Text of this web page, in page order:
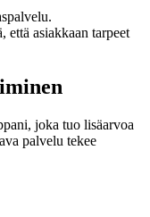
asiakkaan tarpeet
joka tuo lisäarvoa
palvelu tekee